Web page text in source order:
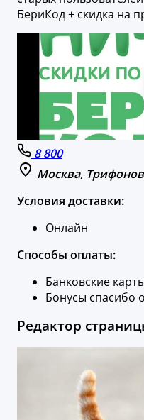
БериКод + скидка на
8 800
Москва,
Условия доставки:
Онлайн
Способы оплаты:
Банковские
Бонусы спасибо
Редактор